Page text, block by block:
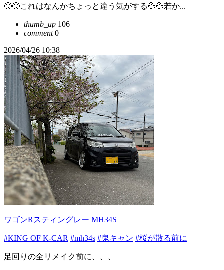
🙄🙄これはなんかちょっと違う気がする💦💦若か...
thumb_up 106
comment0
2026/04/26 10:38
ワゴンRスティングレー MH34S
#KING OF K-CAR #mh34s #鬼キャン #桜が散る前に
足回りの全リメイク前に、、、